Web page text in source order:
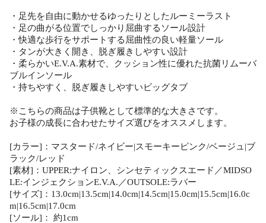
・足先を自由に動かせるゆったりとしたルーミーラスト
・足の曲がる位置でしっかり屈曲するソール設計
・快適な歩行をサポートする屈曲性の良い軽量ソール
・タンが大きく開き、脱ぎ履きしやすい設計
・柔らかいE.V.A.素材で、クッション性に優れた抗菌リムーバ
ブルインソール
・持ちやすく、脱ぎ履きしやすいビッグタブ
※こちらの商品は子供靴として標準的な大きさです。
お子様の成長に合わせたサイズ選びをオススメします。
[カラー]：マスタード/ネイビー|スモーキーピンク/ベージュ|ブ
ラック/レッド
[素材]：UPPER:ナイロン、シンセティックスエード／MIDSO
LE:インジェクションE.V.A.／OUTSOLE:ラバー
[サイズ]：13.0cm|13.5cm|14.0cm|14.5cm|15.0cm|15.5cm|16.0c
m|16.5cm|17.0cm
[ソール]： 約1cm